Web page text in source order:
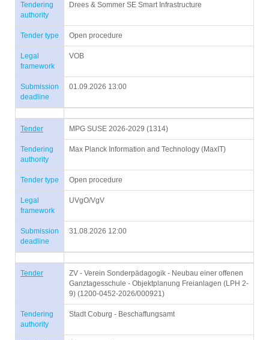
Tendering
authority
Drees & Sommer SE Smart Infrastructure
Tender type Open procedure
Legal
framework
VOB
Submission
deadline
01.09.2026 13:00
Tender MPG SUSE 2026-2029 (1314)
Tendering
authority
Max Planck Information and Technology (MaxIT)
Tender type Open procedure
Legal
framework
UVgO/VgV
Submission
deadline
31.08.2026 12:00
Tender
ZV - Verein Sonderpädagogik - Neubau einer offenen
Ganztagesschule - Objektplanung Freianlagen (LPH 2-
9) (1200-0452-2026/000921)
Tendering
authority
Stadt Coburg - Beschaffungsamt